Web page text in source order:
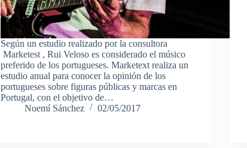
Según un estudio realizado por la consultora
Marketest , Rui Veloso es considerado el músico
preferido de los portugueses. Marketext realiza un
estudio anual para conocer la opinión de los
portugueses sobre figuras públicas y marcas en
Portugal, con el objetivo de…
Noemí Sánchez
02/05/2017